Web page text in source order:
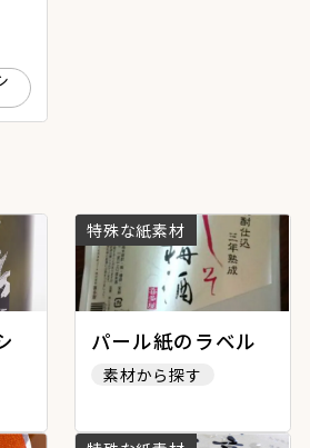
特殊な紙素材
パール紙のラベル
素材から探す